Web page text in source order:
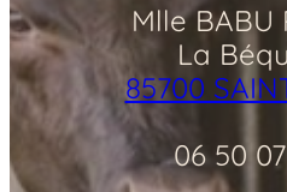
Mlle BABU
La
85700
06 50